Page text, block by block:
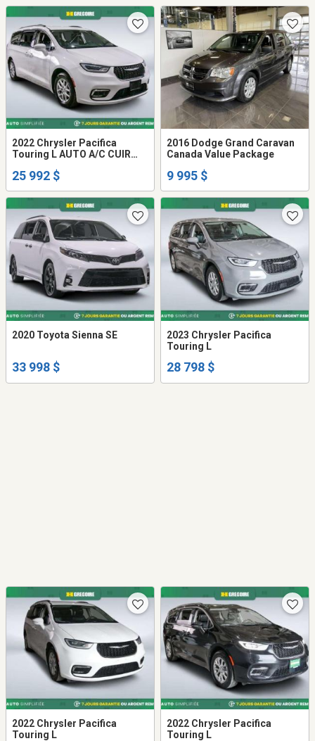
2022 Chrysler Pacifica
Touring L AUTO A/C CUIR
BLUETOOTH
25 992 $
2016 Dodge Grand Caravan
Canada Value Package
9 995 $
2020 Toyota Sienna SE
33 998 $
2023 Chrysler Pacifica
Touring L
28 798 $
2022 Chrysler Pacifica
Touring L
2022 Chrysler Pacifica
Touring L